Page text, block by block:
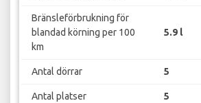
Bränsleförbrukning för
blandad körning per 100
km
5.9 l
Antal dörrar 5
Antal platser 5